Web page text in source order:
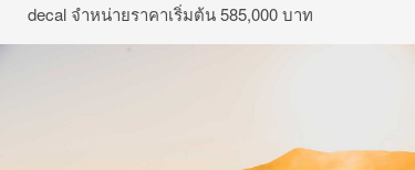
decal จำหน่ายราคาเริ่มต้น 585,000 บาท